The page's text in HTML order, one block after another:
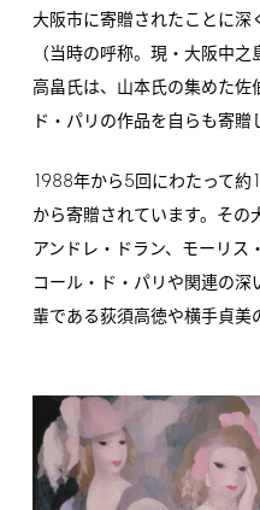
大阪市に寄贈されたことに深
（当時の呼称。現・大阪中
高畠氏は、山本氏の集めた佐
ド・パリの作品を自らも寄贈
1988年から5回にわたって約
から寄贈されています。その
アンドレ・ドラン、モーリス
コール・ド・パリや関連の
輩である荻須高徳や横手貞美